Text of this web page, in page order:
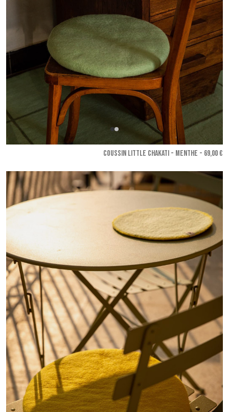
COUSSIN LITTLE CHAKATI - Menthe - 69,00 €